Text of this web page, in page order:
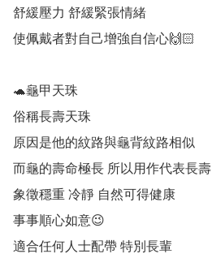
舒緩壓力 舒緩緊張情緒
使佩戴者對自己增強自信心🙌🏻
🐢龜甲天珠
俗稱長壽天珠
原因是他的紋路與龜背紋路相似
而龜的壽命極長 所以用作代表長壽
象徵穩重 冷靜 自然可得健康
事事順心如意😉
適合任何人士配帶 特別長輩